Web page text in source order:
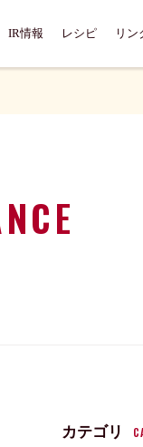
IR情報 レシピ リン
カテゴリ